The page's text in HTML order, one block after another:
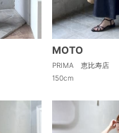
MOTO
PRIMA 恵比寿店
150cm